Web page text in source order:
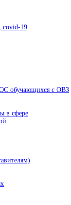
covid-19
обучающихся с ОВЗ
в сфере